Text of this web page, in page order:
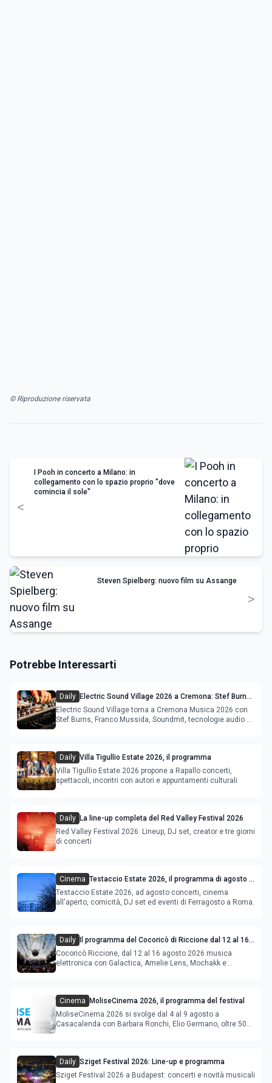
© Riproduzione riservata
<
I Pooh in concerto a Milano: in
collegamento con lo spazio proprio "dove
comincia il sole"
Steven Spielberg: nuovo film su Assange
>
Potrebbe Interessarti
Daily Electric Sound Village 2026 a Cremona: Stef Burns,
Soundmit e Young Band Contest, il programma
Electric Sound Village torna a Cremona Musica 2026 con
Stef Burns, Franco Mussida, Soundmit, tecnologie audio e
Daily Villa Tigullio Estate 2026, il programma
Villa Tigullio Estate 2026 propone a Rapallo concerti,
spettacoli, incontri con autori e appuntamenti culturali
Daily La line-up completa del Red Valley Festival 2026
Red Valley Festival 2026: Lineup, DJ set, creator e tre giorni
di concerti
Cinema Testaccio Estate 2026, il programma di agosto e
Ferragosto
Testaccio Estate 2026, ad agosto concerti, cinema
all'aperto, comicità, DJ set ed eventi di Ferragosto a Roma.
Daily
Il programma del Cocoricò di Riccione dal 12 al 16
agosto 2026
Cocoricò Riccione, dal 12 al 16 agosto 2026 musica
elettronica con Galactica, Amelie Lens, Mochakk e
Cinema
MoliseCinema 2026, il programma del festival
MoliseCinema 2026 si svolge dal 4 al 9 agosto a
Casacalenda con Barbara Ronchi, Elio Germano, oltre 50
Daily Sziget Festival 2026: Line-up e programma
Sziget Festival 2026 a Budapest: concerti e novità musicali